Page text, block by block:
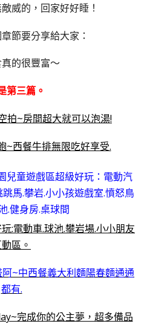
威的，回家好好睡！
節要分享給大家：
的很豐富～
第三篇。
拍~房間超大就可以泡湯!
~西餐牛排無限吃好享受.
:電動車.球池.攀岩場.小小朋友
區。
~中西餐義大利麵陽春麵通通
都有.
完成你的公主夢，超多備品